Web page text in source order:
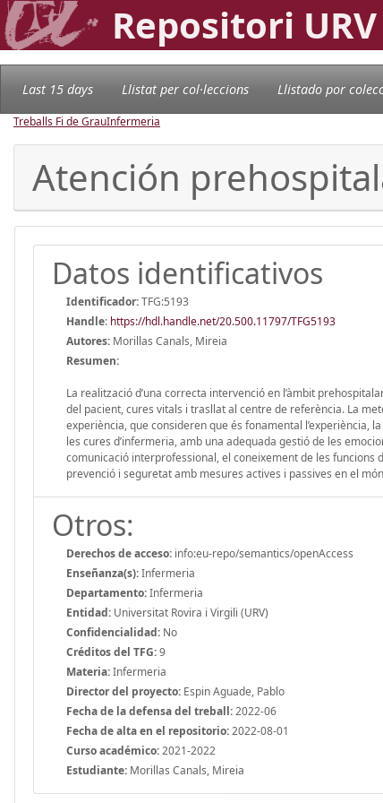
Repositori URV
Last 15 days Llistat per col·leccions Llistado por
Treballs Fi de GrauInfermeria
Atención
Datos identificativos
Identificador:TFG:5193
Handle: https://hdl.handle.net/20.500.11797/TFG5193
Autores: Morillas Canals, Mireia
Resumen:
La realització d’una correcta intervenció en l’àmbit
del pacient, cures vitals i trasllat al centre de referència. La
experiència, que consideren que és fonamental l’experiència,
les cures d’infermeria, amb una adequada gestió de les
comunicació interprofessional, el coneixement de les funcions
prevenció i seguretat amb mesures actives i passives en el
Otros:
Derechos de acceso: info:eu-repo/semantics/openAccess
Enseñanza(s):Infermeria
Departamento:Infermeria
Entidad: Universitat Rovira i Virgili (URV)
Confidencialidad: No
Créditos del TFG:9
Materia:Infermeria
Director del proyecto: Espin Aguade, Pablo
Fecha de la defensa del treball:2022-06
Fecha de alta en el repositorio:2022-08-01
Curso académico:2021-2022
Estudiante: Morillas Canals, Mireia